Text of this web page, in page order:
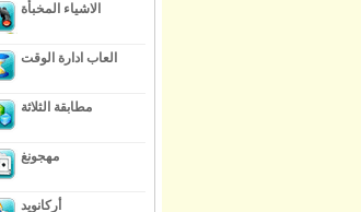
الاشياء المخبأة
العاب ادارة الوقت
مطابقة الثلاثة
مهجونغ
أركانويد